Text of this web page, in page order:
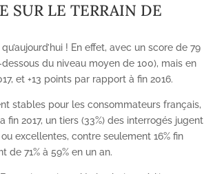
SUR LE TERRAIN DE
! En effet, avec un score de 79
du niveau moyen de 100), mais en
et +13 points par rapport à fin 2016.
stables pour les consommateurs français,
fin 2017, un tiers (33%) des interrogés jugent
excellentes, contre seulement 16% fin
71% à 59% en un an.